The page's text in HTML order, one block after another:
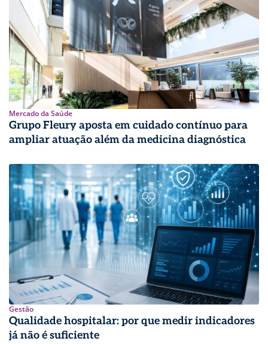
Mercado da Saúde
Grupo Fleury aposta em cuidado contínuo para
ampliar atuação além da medicina diagnóstica
Gestão
Qualidade hospitalar: por que medir indicadores
já não é suficiente